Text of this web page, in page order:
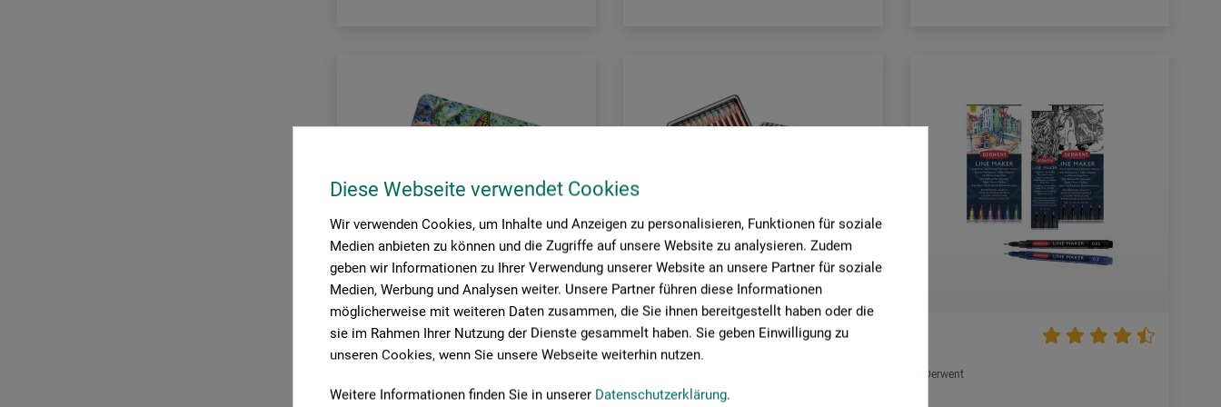
Diese Webseite verwendet Cookies
Wir verwenden Cookies, um Inhalte und Anzeigen zu personalisieren, Funktionen für soziale
Medien anbieten zu können und die Zugriffe auf unsere Website zu analysieren. Zudem
geben wir Informationen zu Ihrer Verwendung unserer Website an unsere Partner für soziale
Medien, Werbung und Analysen weiter. Unsere Partner führen diese Informationen
möglicherweise mit weiteren Daten zusammen, die Sie ihnen bereitgestellt haben oder die
sie im Rahmen Ihrer Nutzung der Dienste gesammelt haben. Sie geben Einwilligung zu
unseren Cookies, wenn Sie unsere Webseite weiterhin nutzen.
Weitere Informationen finden Sie in unserer Datenschutzerklärung.
Derwent